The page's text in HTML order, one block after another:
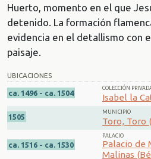
Huerto, momento en el que
detenido. La formación
evidencia en el detallismo con
paisaje.
UBICACIONES
ca. 1496 - ca. 1504
COLECCIÓN
Isabel la
1505
MUNICIPIO
Toro, Toro
ca. 1516 - ca. 1530
PALACIO
Palacio de
Malinas